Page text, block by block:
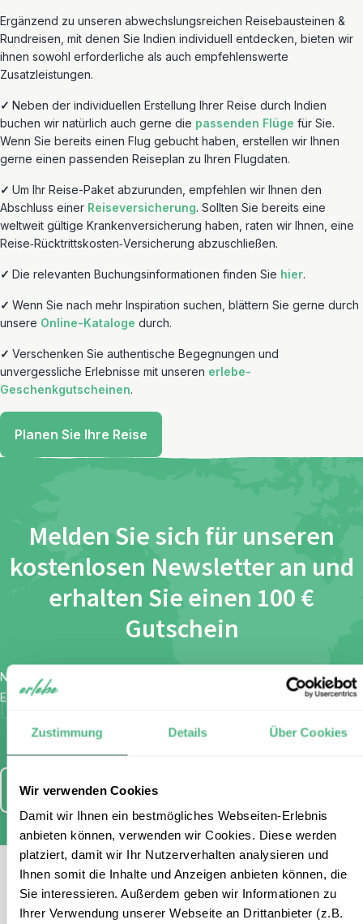
Zustimmung Details Über Cookies
Wir verwenden Cookies
Damit wir Ihnen ein bestmögliches Webseiten-Erlebnis
anbieten können, verwenden wir Cookies. Diese werden
platziert, damit wir Ihr Nutzerverhalten analysieren und
Ihnen somit die Inhalte und Anzeigen anbieten können, die
Sie interessieren. Außerdem geben wir Informationen zu
Ihrer Verwendung unserer Webseite an Drittanbieter (z.B.
Ergänzend zu unseren abwechslungsreichen Reisebausteinen &
Rundreisen, mit denen Sie Indien individuell entdecken, bieten wir
ihnen sowohl erforderliche als auch empfehlenswerte
Zusatzleistungen.
✓ Neben der individuellen Erstellung Ihrer Reise durch Indien
buchen wir natürlich auch gerne die passenden Flüge für Sie.
Wenn Sie bereits einen Flug gebucht haben, erstellen wir Ihnen
gerne einen passenden Reiseplan zu Ihren Flugdaten.
✓ Um Ihr Reise-Paket abzurunden, empfehlen wir Ihnen den
Abschluss einer Reiseversicherung. Sollten Sie bereits eine
weltweit gültige Krankenversicherung haben, raten wir Ihnen, eine
Reise‐Rücktrittskosten‐Versicherung abzuschließen.
✓ Die relevanten Buchungsinformationen finden Sie hier.
✓ Wenn Sie nach mehr Inspiration suchen, blättern Sie gerne durch
unsere Online-Kataloge durch.
✓ Verschenken Sie authentische Begegnungen und
unvergessliche Erlebnisse mit unseren erlebe-
Geschenkgutscheinen.
Planen Sie Ihre Reise
Melden Sie sich für unseren
kostenlosen Newsletter an und
erhalten Sie einen 100 €
Gutschein
Name
E-Mail *
stimme diesen zu.
Anmelden
Kontaktieren Sie uns